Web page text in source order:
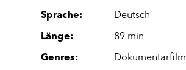
Sprache: Deutsch
Länge: 89 min
Genres: Dokumentarfilm